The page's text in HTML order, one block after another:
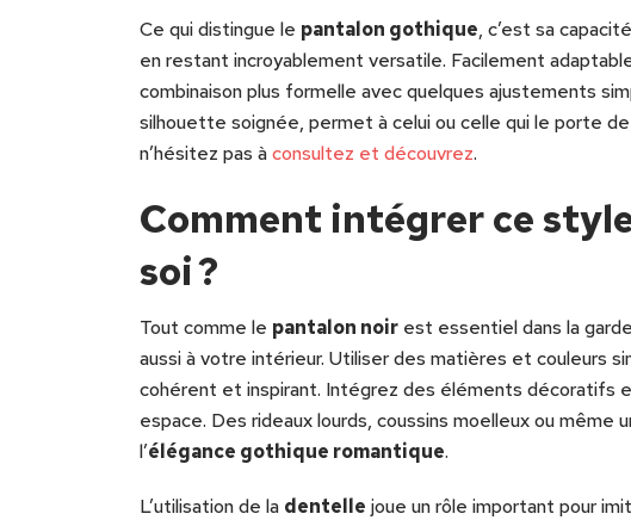
Ce qui distingue le pantalon gothique, c’est sa
en restant incroyablement versatile. Facilement
combinaison plus formelle avec quelques ajustements
silhouette soignée, permet à celui ou celle qui le porte
n’hésitez pas àconsultez et découvrez.
Comment intégrer ce
soi ?
Tout comme le pantalon noir est essentiel dans la
aussi à votre intérieur. Utiliser des matières et couleurs
cohérent et inspirant. Intégrez des éléments décoratifs
espace. Des rideaux lourds, coussins moelleux ou même
l’élégance gothique romantique.
L’utilisation de la dentelle joue un rôle important pour